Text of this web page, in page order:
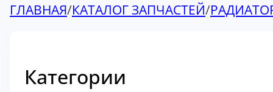
ГЛАВНАЯ/КАТАЛОГ ЗАПЧАСТЕЙ/
Категории